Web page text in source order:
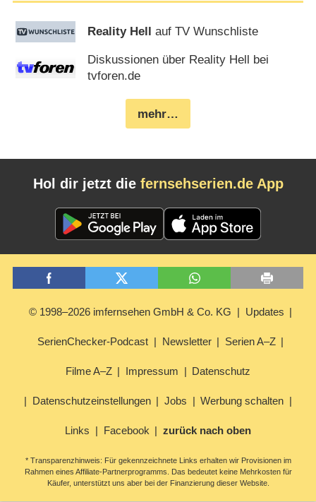
Reality Hell auf TV Wunschliste
Diskussionen über Reality Hell bei
tvforen.de
mehr…
Hol dir jetzt die fernsehserien.de App
© 1998–2026 imfernsehen GmbH & Co. KG Updates
SerienChecker-Podcast Newsletter Serien A–Z
Filme A–Z Impressum Datenschutz
Datenschutzeinstellungen Jobs Werbung schalten
Links Facebook zurück nach oben
* Transparenzhinweis: Für gekennzeichnete Links erhalten wir Provisionen im
Rahmen eines Affiliate-Partnerprogramms. Das bedeutet keine Mehrkosten für
Käufer, unterstützt uns aber bei der Finanzierung dieser Website.